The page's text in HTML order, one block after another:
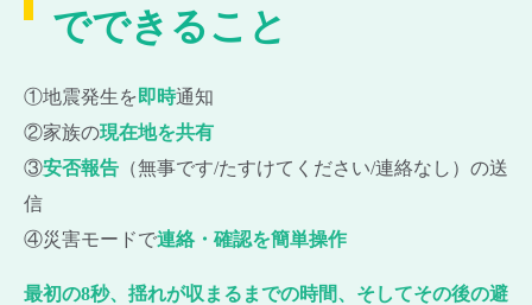
でできること
①地震発生を 即時通知
②家族の現在地を共有
③安否報告 （無事です/たすけてください/連絡なし）の送
信
④災害モードで連絡・確認を簡単操作
最初の8秒、揺れが収まるまでの時間、そしてその後の避